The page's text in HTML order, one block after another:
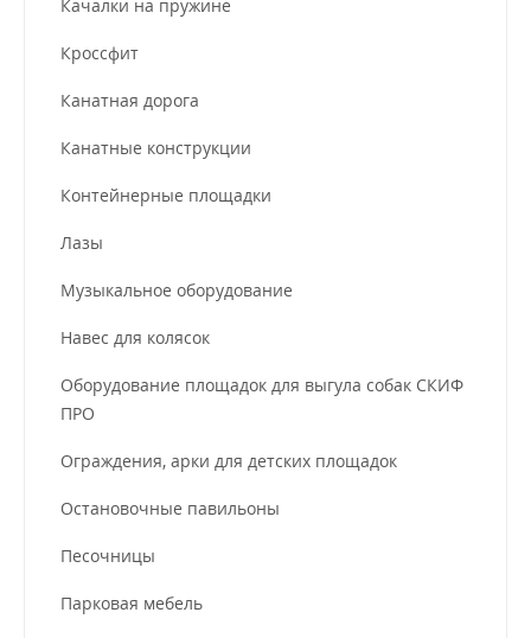
Качалки на пружине
Кроссфит
Канатная дорога
Канатные конструкции
Контейнерные площадки
Лазы
Музыкальное оборудование
Навес для колясок
Оборудование площадок для выгула собак СКИФ
ПРО
Ограждения, арки для детских площадок
Остановочные павильоны
Песочницы
Парковая мебель